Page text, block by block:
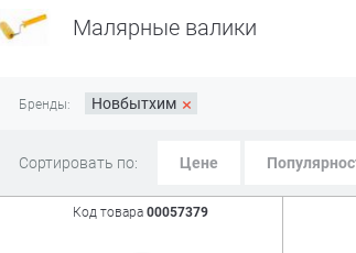
Малярные валики
Бренды: Новбытхим ×
Сортировать по: Цене
Код товара 00057379